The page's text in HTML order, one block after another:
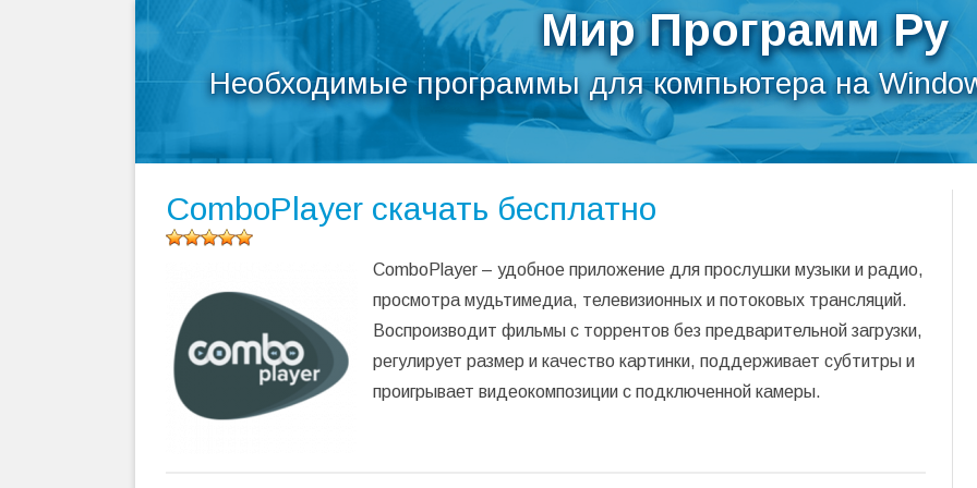
Мир Программ Ру
Необходимые программы для компьютера на
ComboPlayer скачать бесплатно
(148
оценок,
среднее:
4,95из 5)
ComboPlayer – удобное приложение для прослушки музыки и радио,
просмотра мудьтимедиа, телевизионных и потоковых трансляций.
Воспроизводит фильмы с торрентов без предварительной загрузки,
регулирует размер и качество картинки, поддерживает субтитры и
проигрывает видеокомпозиции с подключенной камеры.